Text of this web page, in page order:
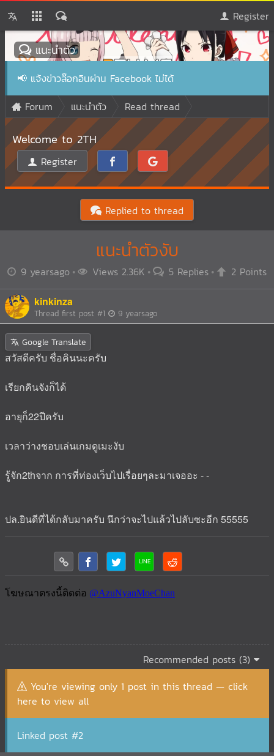
Register
แนะนำตัว
📢 แจ้งข่าวล๊อกอินผ่าน Facebook ไม่ได้
Forum
แนะนำตัว Read thread
Welcome to 2TH
Register
Replied to thread
แนะนำตัวงับ
9 yearsago Views 2.36K 5 Replies 2 Points
kinkinza
Thread first post #1 9 yearsago
Google Translate
สวัสดีครับ ชื่อคินนะครับ
เรียกคินจังก็ได้
อายุก็22ปีครับ
เวลาว่างชอบเล่นเกมดูเมะงับ
รู้จัก2thจาก การที่ท่องเว็บไปเรื่อยๆละมาเจออะ - -
ปล.ยินดีที่ได้กลับมาครับ นึกว่าจะไปแล้วไปลับซะอีก 55555
Recommended posts (3)
You're viewing only 1 post in this thread — click
here to view all
Linked post #2